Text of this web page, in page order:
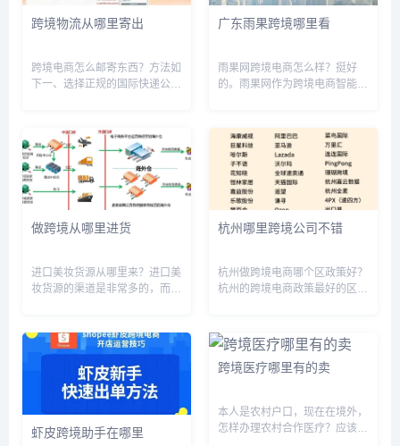
跨境物流从哪里寄出
跨境电商怎么邮寄东西？方法如
下一、选择正规的国际快递公司
知名的快递公司有DHL、
UPS、FedEx、TNT等，这些公
司在全球范围内都有完善的快
递...
广东雨果跨境哪里看
雨果网跨境电商怎么样？挺好
的。雨果网作为跨境电商智能服
等全球数十家跨境电商平台入
驻。并且在2022年蝉联东南...
做跨境从哪里进货
进口美妆货源从哪里来？进口美
妆货源的渠道是非常多的，而主
的价格是比较贵的因为它有关税
在里面。第二个就是在国内有生
产厂商，然后国外品牌国内生
产，这...
杭州哪里跨境公司不错
杭州做跨境电商哪个区政策好？
杭州的跨境电商政策最好的区是
源和完善的物流网络，政府对跨
境电商的支持力度也较大，给予
企业更多的政策扶持和优惠政
虾皮跨境助手在哪里
跨境医疗哪里有的卖
本人是农村户口，现在在境外，
怎样办理农村合作医疗？应该可